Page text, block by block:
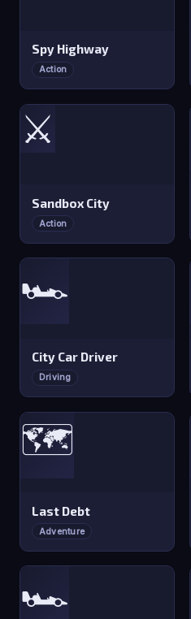
Spy Highway
Action
⚔️
Sandbox City
Action
🏎️
City Car Driver
Driving
🗺️
Last Debt
Adventure
🏎️